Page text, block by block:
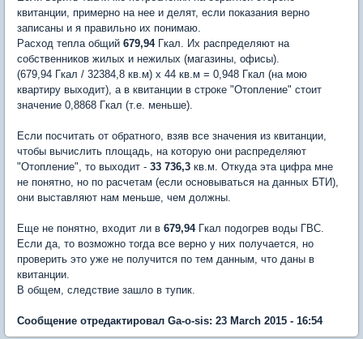
квитанции, примерно на нее и делят, если показания верно
записаны и я правильно их понимаю.
Расход тепла общий 679,94Гкал. Их распределяют на
собственников жилых и нежилых (магазины, офисы).
(679,94 Гкал / 32384,8 кв.м) х 44 кв.м = 0,948 Гкал (на мою
квартиру выходит), а в квитанции в строке "Отопление" стоит
значение 0,8868 Гкал (т.е. меньше).
Если посчитать от обратного, взяв все значения из квитанции,
чтобы вычислить площадь, на которую они распределяют
"Отопление", то выходит - 33 736,3 кв.м. Откуда эта цифра мне
не понятно, но по расчетам (если основываться на данных БТИ),
они выставляют нам меньше, чем должны.
Еще не понятно, входит ли в 679,94Гкал подогрев воды ГВС.
Если да, то возможно тогда все верно у них получается, но
проверить это уже не получится по тем данным, что даны в
квитанции.
В общем, следствие зашло в тупик.
Сообщение отредактировал Ga-o-sis: 23 March 2015 - 16:54